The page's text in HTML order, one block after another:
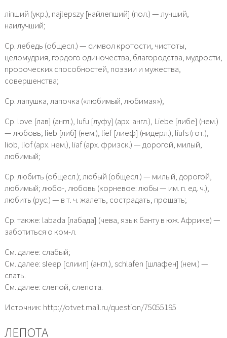
лiпший (укр.), najlepszy [найлепший] (пол.) — лучший,
наилучший;
Ср. лебедь (общесл.) — символ кротости, чистоты,
целомудрия, гордого одиночества, благородства, мудрости,
пророческих способностей, поэзии и мужества,
совершенства;
Ср. лапушка, лапочка («любимый, любимая»);
Ср. love [лав] (англ.), lufu [луфу] (арх. англ.), Liebe [либе] (нем.)
— любовь; lieb [либ] (нем.), lief [лиеф] (нидерл.), liufs (гот.),
liob, liof (арх. нем.), liaf (арх. фризск.) — дорогой, милый,
любимый;
Ср. любить (общесл.); любый (общесл.) — милый, дорогой,
любимый; любо-, любовь (корневое: любы — им. п. ед. ч.);
любить (рус.) — в т. ч. жалеть, сострадать, прощать;
Ср. также: labada [лабада] (чева, язык банту в юж. Африке) —
заботиться о ком-л.
См. далее: слабый;
См. далее: sleep [слиип] (англ.), schlafen [шлафен] (нем.) —
спать.
См. далее: слепой, слепота.
Источник: http://otvet.mail.ru/question/75055195
ЛЕПОТА